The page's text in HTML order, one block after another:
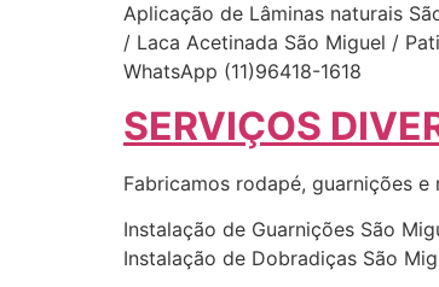
Aplicação de Lâminas naturais
/ Laca Acetinada São Miguel /
WhatsApp (11)96418-1618
SERVIÇOS
Fabricamos rodapé, guarnições
Instalação de Guarnições São
Instalação de Dobradiças São